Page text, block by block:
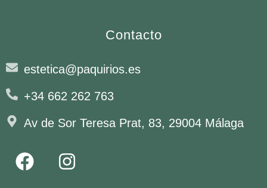
Contacto
estetica@paquirios.es
+34 662 262 763
Av de Sor Teresa Prat, 83, 29004 Málaga